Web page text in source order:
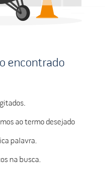
encontrado
ao termo desejado
palavra.
na busca.